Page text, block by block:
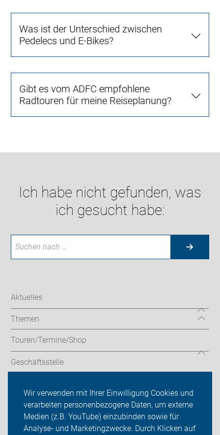
Wir verwenden mit Ihrer Einwilligung Cookies und
verarbeiten personenbezogene Daten, um externe
Medien (z.B. YouTube) einzubinden sowie für
Analyse- und Marketingzwecke. Durch Klicken auf
Was ist der Unterschied zwischen
Pedelecs und E-Bikes?
Gibt es vom ADFC empfohlene
Radtouren für meine Reiseplanung?
Ich habe nicht gefunden, was
ich gesucht habe:
Aktuelles
Themen
Touren/Termine/Shop
Geschäftsstelle
ADFC Hamminkeln
Sei dabei